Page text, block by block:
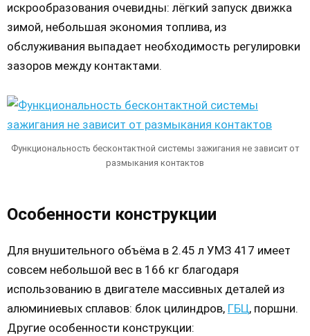
искрообразования очевидны: лёгкий запуск движка
зимой, небольшая экономия топлива, из
обслуживания выпадает необходимость регулировки
зазоров между контактами.
Функциональность бесконтактной системы зажигания не зависит от
размыкания контактов
Особенности конструкции
Для внушительного объёма в 2.45 л УМЗ 417 имеет
совсем небольшой вес в 166 кг благодаря
использованию в двигателе массивных деталей из
алюминиевых сплавов: блок цилиндров, ГБЦ, поршни.
Другие особенности конструкции: